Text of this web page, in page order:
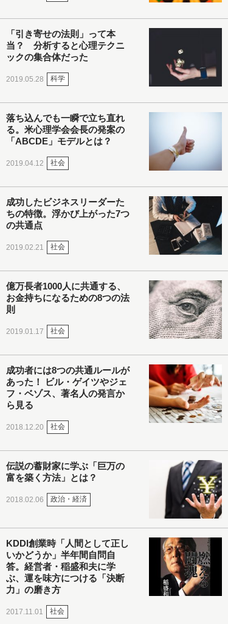
「引き寄せの法則」って本
当？ 分析すると心理テクニ
ックの集合体だった
2019.05.28 科学
落ち込んでも一瞬で立ち直れ
る。米心理学会会長の発案の
「ABCDE」モデルとは？
2019.04.12 社会
成功したビジネスリーダーた
ちの特徴。浮かび上がった7つ
の共通点
2019.02.21 社会
億万長者1000人に共通する、
お金持ちになるための8つの法
則
2019.01.17 社会
成功者には8つの共通ルールが
あった！ ビル・ゲイツやジェ
フ・ベゾス、著名人の発言か
ら見る
2018.12.20 社会
伝説の蓄財家に学ぶ「巨万の
富を築く方法」とは？
2018.02.06 政治・経済
KDDI創業時「人間として正し
いかどうか」半年間自問自
答。経営者・稲盛和夫に学
ぶ、運を味方につける「決断
力」の磨き方
2017.11.01 社会